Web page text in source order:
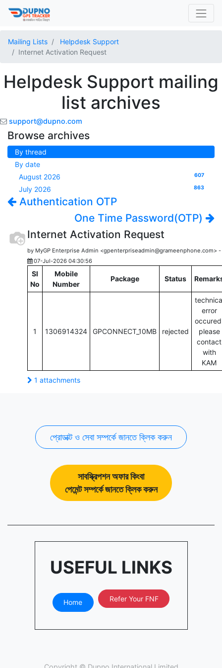
Mailing Lists
Helpdesk Support
Internet Activation Request
Helpdesk Support mailing
list archives
support@dupno.com
Browse archives
By thread
By date
August 2026
607
July 2026 863
Authentication OTP
One Time Password(OTP)
Internet Activation Request
by MyGP Enterprise Admin <gpenterpriseadmin@grameenphone.com> -
07-Jul-2026 04:30:56
Sl
No
Mobile
Number
Package Status
1 1306914324 GPCONNECT_10MB rejected
error
please
contact
with
KAM
1 attachments
প্রোডাক্ট ও সেবা সম্পর্কে জানতে ক্লিক করুন
সাবস্ক্রিপশন অফার কিংবা
পেমেন্ট সম্পর্কে জানতে ক্লিক করুন
USEFUL LINKS
Home Refer Your FNF